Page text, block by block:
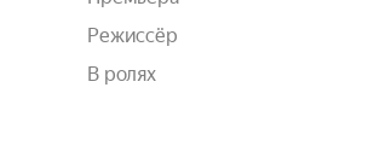
Режиссёр
В ролях